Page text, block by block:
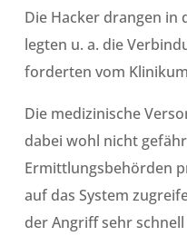
Die Hacker drangen in
legten u. a. die
forderten vom
Die medizinische
dabei wohl nicht
Ermittlungsbehörden
auf das System
der Angriff sehr